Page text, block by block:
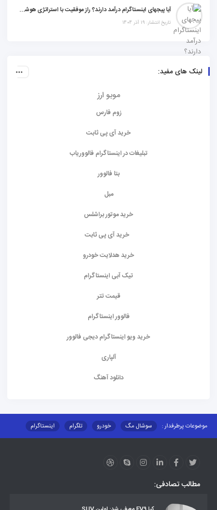
آیا پیجهای اینستاگرام درآمد دارند؟ راز موفقیت با استراتژی هوشمندانه
تاریخ انتشار: 19 آذر 1404
لینک های مفید:
موبو ارز
زوم فارس
خرید آی پی ثابت
تبلیغات در اینستاگرام فالووریاب
بتا فالوور
مبل
خرید موتور براشلس
خرید آی پی ثابت
خرید هدلایت خودرو
تیک آبی اینستاگرام
قیمت تتر
فالوور اینستاگرام
خرید ویو اینستاگرام دیجی فالوور
آلپاری
دانلود آهنگ
موضوعات پرطرفدار : سوشال مگ خودرو تلگرام
اینستاگرام
مطالب تصادفی: